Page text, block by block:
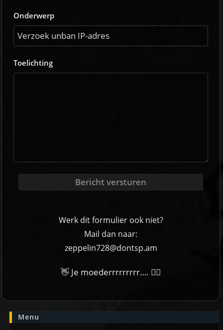
Onderwerp
Toelichting
Bericht versturen
Werk dit formulier ook niet?
Mail dan naar:
zeppelin728@dontsp.am
👋 Je moederrrrrrrrr…. 🙋‍♀
Menu